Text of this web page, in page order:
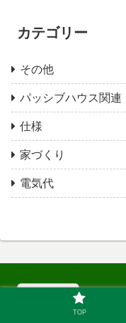
カテゴリー
その他
パッシブハウス関連
仕様
家づくり
電気代
TOP